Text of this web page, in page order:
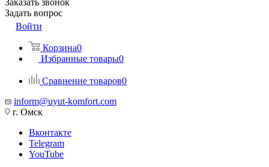
Заказать звонок
Задать вопрос
Войти
Корзина0
Избранные товары0
Сравнение товаров0
inform@uyut-komfort.com
г. Омск
Вконтакте
Telegram
YouTube